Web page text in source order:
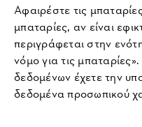
Αφαιρέστε τις
μπαταρίες, αν είναι
περιγράφεται στην
νόμο για τις
δεδομένων έχετε την
δεδομένα προσωπικού